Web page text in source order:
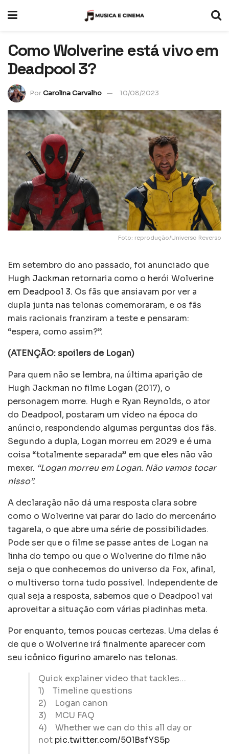
Como Wolverine está vivo em
Deadpool 3?
PorCarolina Carvalho 10/08/2023
Foto: reprodução/Universo Reverso
Em setembro do ano passado, foi anunciado que
Hugh Jackman retornaria como o herói Wolverine
em Deadpool 3. Os fãs que ansiavam por ver a
dupla junta nas telonas comemoraram, e os fãs
mais racionais franziram a teste e pensaram:
“espera, como assim?”.
(ATENÇÃO: spoilers de Logan)
Para quem não se lembra, na última aparição de
Hugh Jackman no filme Logan (2017), o
personagem morre. Hugh e Ryan Reynolds, o ator
do Deadpool, postaram um vídeo na época do
anúncio, respondendo algumas perguntas dos fãs.
Segundo a dupla, Logan morreu em 2029 e é uma
coisa “totalmente separada” em que eles não vão
mexer. “Logan morreu em Logan. Não vamos tocar
nisso”.
A declaração não dá uma resposta clara sobre
como o Wolverine vai parar do lado do mercenário
tagarela, o que abre uma série de possibilidades.
Pode ser que o filme se passe antes de Logan na
linha do tempo ou que o Wolverine do filme não
seja o que conhecemos do universo da Fox, afinal,
o multiverso torna tudo possível. Independente de
qual seja a resposta, sabemos que o Deadpool vai
aproveitar a situação com várias piadinhas meta.
Por enquanto, temos poucas certezas. Uma delas é
de que o Wolverine irá finalmente aparecer com
seu icônico figurino amarelo nas telonas.
Quick explainer video that tackles…
1) Timeline questions
2) Logan canon
3) MCU FAQ
4) Whether we can do this all day or
not pic.twitter.com/50lBsfYS5p